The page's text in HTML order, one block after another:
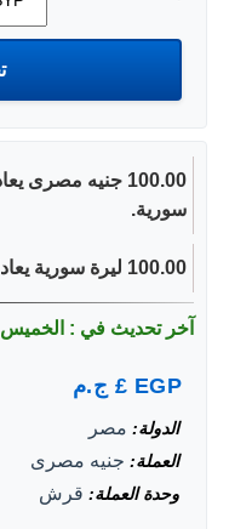
سورية.
100.00 ليرة سورية يعادل 0.0002 جنيه مصرى اليوم.
آخر تحديث في : الخميس 6 أغسطس 2026
EGP
£ ج.م
الدولة مصر
العملة جنيه مصرى
وحدة العملة قرش